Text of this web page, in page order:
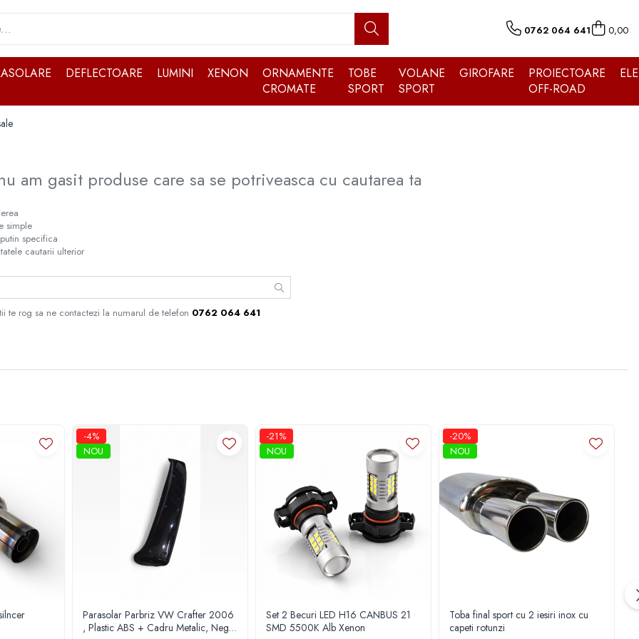
0762 064 641 0,00
DEFLECTOARE LUMINI XENON
ORNAMENTE
CROMATE
TOBE
SPORT
VOLANE
SPORT
GIROFARE
PROIECTOARE
OFF-ROAD
am gasit produse care sa se potriveasca cu cautarea ta
simple
specifica
cautarii ulterior
te rog sa ne contactezi la numarul de telefon 0762 064 641
-4%
NOU
Parasolar Parbriz VW Crafter 2006
, Plastic ABS + Cadru Metalic, Negru
-21%
NOU
Set 2 Becuri LED H16 CANBUS 21
SMD 5500K Alb Xenon
-20%
NOU
Toba final sport cu 2 iesiri inox cu
capeti rotunzi